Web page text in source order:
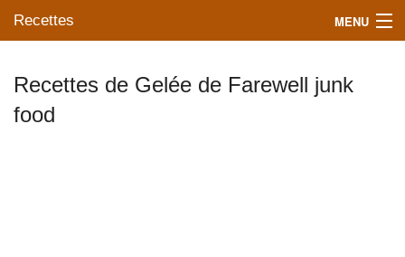
Recettes MENU
Mes blogs préférés
Recettes de Gelée de Farewell junk
food